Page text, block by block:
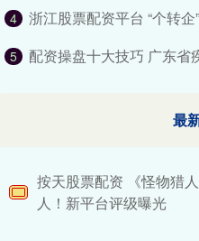
4 浙江股票配资平台 “个转
5 配资操盘十大技巧 广东省
最
按天股票配资 《怪物猎
人！新平台评级曝光